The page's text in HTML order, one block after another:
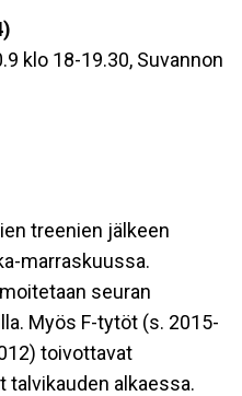
klo 18-19.30, Suvannon
treenien jälkeen
marraskuussa.
seuran
Myös F-tytöt (s. 2015-
toivottavat
alkaessa.